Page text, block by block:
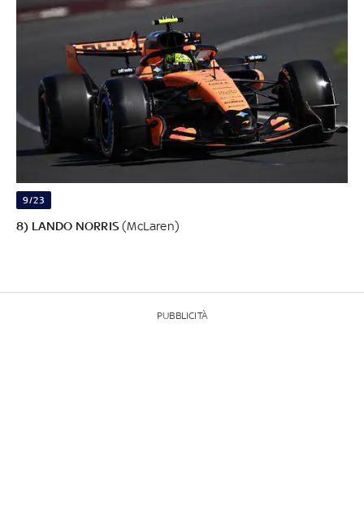
9/23
8) LANDO NORRIS(McLaren)
PUBBLICITÀ